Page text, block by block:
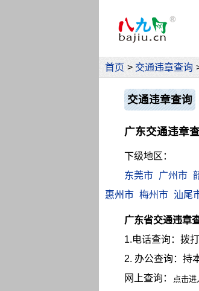
首页 > 交通违章查询
交通违章查询
广东交通违章
下级地区：
东莞市 广州市
惠州市 梅州市 汕尾
广东省交通违章
1.电话查询：拨
2. 办公查询：持
网上查询：